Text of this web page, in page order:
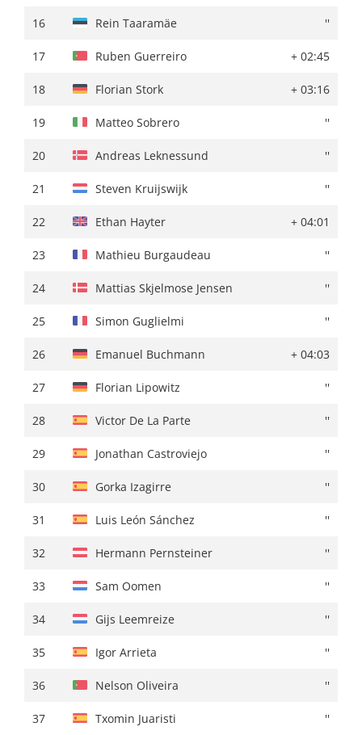
16 Rein Taaramäe ''
17 Ruben Guerreiro + 02:45
18 Florian Stork + 03:16
19 Matteo Sobrero ''
20 Andreas Leknessund ''
21 Steven Kruijswijk ''
22 Ethan Hayter + 04:01
23 Mathieu Burgaudeau ''
24 Mattias Skjelmose Jensen ''
25 Simon Guglielmi ''
26 Emanuel Buchmann + 04:03
27 Florian Lipowitz ''
28 Victor De La Parte ''
29 Jonathan Castroviejo ''
30 Gorka Izagirre ''
31 Luis León Sánchez ''
32 Hermann Pernsteiner ''
33 Sam Oomen ''
34 Gijs Leemreize ''
35 Igor Arrieta ''
36 Nelson Oliveira ''
37 Txomin Juaristi ''
16 Matteo Sobrero + 04:00
17 Mattias Skjelmose Jensen + 04:43
18 Rigoberto Uran + 05:03
19 Emanuel Buchmann + 05:50
20 Victor De La Parte + 05:58
21 Mikel Bizkarra + 06:11
22 Luis León Sánchez + 06:53
23 Ruben Guerreiro + 07:07
24 Juan Pedro Lopez + 07:12
25 Mattia Cattaneo + 07:20
26 Andreas Leknessund + 07:44
27 Igor Arrieta + 07:58
28 Hermann Pernsteiner + 08:13
29 Sam Oomen + 09:13
30 Simon Guglielmi + 09:15
31 David De La Cruz + 11:29
32 Steven Kruijswijk + 14:00
33 Nelson Oliveira + 14:06
34 Daniel Martinez + 14:32
35 Jonathan Lastra + 15:36
36 Alex Aranburu + 15:40
37 Quentin Pacher + 16:00